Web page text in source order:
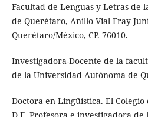
Facultad de Lenguas y Letras de
de Querétaro, Anillo Vial Fray
Querétaro/México, CP. 76010.
Investigadora-Docente de la
de la Universidad Autónoma de
Doctora en Lingüística. El